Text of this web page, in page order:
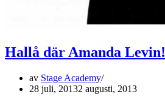
Hallå där Amanda Levin!
av Stage Academy
28 juli, 20132 augusti, 2013